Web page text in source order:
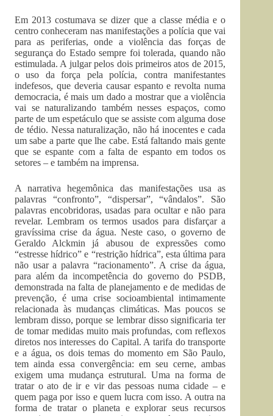
Em 2013 costumava se dizer que a classe média e o
centro conheceram nas manifestações a polícia que vai
para as periferias, onde a violência das forças de
segurança do Estado sempre foi tolerada, quando não
estimulada. A julgar pelos dois primeiros atos de 2015,
o uso da força pela polícia, contra manifestantes
indefesos, que deveria causar espanto e revolta numa
democracia, é mais um dado a mostrar que a violência
vai se naturalizando também nesses espaços, como
parte de um espetáculo que se assiste com alguma dose
de tédio. Nessa naturalização, não há inocentes e cada
um sabe a parte que lhe cabe. Está faltando mais gente
que se espante com a falta de espanto em todos os
setores – e também na imprensa.
A narrativa hegemônica das manifestações usa as
palavras “confronto”, “dispersar”, “vândalos”. São
palavras encobridoras, usadas para ocultar e não para
revelar. Lembram os termos usados para disfarçar a
gravíssima crise da água. Neste caso, o governo de
Geraldo Alckmin já abusou de expressões como
“estresse hídrico” e “restrição hídrica”, esta última para
não usar a palavra “racionamento”. A crise da água,
para além da incompetência do governo do PSDB,
demonstrada na falta de planejamento e de medidas de
prevenção, é uma crise socioambiental intimamente
relacionada às mudanças climáticas. Mas poucos se
lembram disso, porque se lembrar disso significaria ter
de tomar medidas muito mais profundas, com reflexos
diretos nos interesses do Capital. A tarifa do transporte
e a água, os dois temas do momento em São Paulo,
tem ainda essa convergência: em seu cerne, ambas
exigem uma mudança estrutural. Uma na forma de
tratar o ato de ir e vir das pessoas numa cidade – e
quem paga por isso e quem lucra com isso. A outra na
forma de tratar o planeta e explorar seus recursos